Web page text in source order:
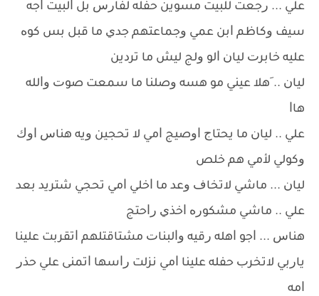
ﻋﻠﻲ ... ﺭﺟﻌﺖ ﻟﻠﺒﻴﺖ ﻣﺴﻮﻳﻦ ﺣﻔﻠﻪ ﻟﻔﺎﺭﺱ ﺑﻞ ﺍﻟﺒﻴﺖ ﺍﺟﻪ
ﺳﻴﻒ ﻭﻛﺎﻇﻢ ﺍﺑﻦ ﻋﻤﻲ ﻭﺟﻤﺎﻋﺘﻬﻢ ﺟﺪﻱ ﻣﺎ ﻗﺒﻞ ﺑﺲ ﻛﻮﻩ
ﻋﻠﻴﻪ ﺧﺎﺑﺮﺕ ﻟﻴﺎﻥ ﺍﻟﻮ ﻭﻟﺞ ﻟﻴﺶ ﻣﺎ ﺗﺮﺩﻳﻦ
ﻟﻴﺎﻥ .. َﻫﻼ ﻋﻴﻨﻲ ﻣﻮ ﻫﺴﻪ ﻭﺻﻠﻨﺎ ﻣﺎ ﺳﻤﻌﺖ ﺻﻮﺕ ﻭﺍﻟﻠﻪ
ﻫﺎﺍ
ﻋﻠﻲ .. ﻟﻴﺎﻥ ﻣﺎ ﻳﺤﺘﺎﺝ ﺍﻭﺻﻴﺞ ﺍﻣﻲ ﻻ ﺗﺤﺠﻴﻦ ﻭﻳﻪ ﻫﻨﺎﺱ ﺍﻭﻙ
ﻭﻛﻮﻟﻲ ﻷﻣﻲ ﻫﻢ ﺧﻠﺺ
ﻟﻴﺎﻥ ... ﻣﺎﺷﻲ ﻻﺗﺨﺎﻑ ﻭﻋﺪ ﻣﺎ ﺍﺧﻠﻲ ﺍﻣﻲ ﺗﺤﺠﻲ ﺷﺘﺮﻳﺪ ﺑﻌﺪ
ﻋﻠﻲ .. ﻣﺎﺷﻲ ﻣﺸﻜﻮﺭﻩ ﺍﺧﺬﻱ ﺭﺍﺣﺘﺞ
ﻫﻨﺎﺱ ... ﺍﺟﻮ ﺍﻫﻠﻪ ﺭﻗﻴﻪ ﻭﺍﻟﺒﻨﺎﺕ ﻣﺸﺘﺎﻗﺘﻠﻬﻢ ﺍﺗﻘﺮﺑﺖ ﻋﻠﻴﻨﺎ
ﻳﺎﺭﺑﻲ ﻻﺗﺨﺮﺏ ﺣﻔﻠﻪ ﻋﻠﻴﻨﺎ ﺍﻣﻲ ﻧﺰﻟﺖ ﺭﺍﺳﻬﺎ ﺍﺗﻤﻨﻰ ﻋﻠﻲ ﺣﺬﺭ
ﺍﻣﻪ